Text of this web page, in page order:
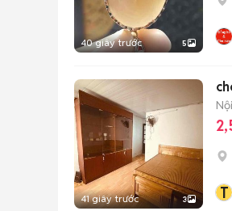
40 giây trước 5
41 giây trước 3 T